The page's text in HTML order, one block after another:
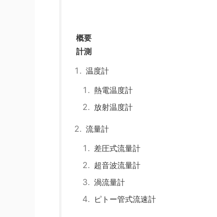
概要
計測
温度計
熱電温度計
放射温度計
流量計
差圧式流量計
超音波流量計
渦流量計
ピトー管式流速計